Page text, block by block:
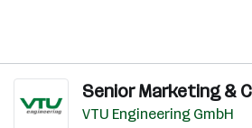
Senior Marketing &
VTU Engineering GmbH